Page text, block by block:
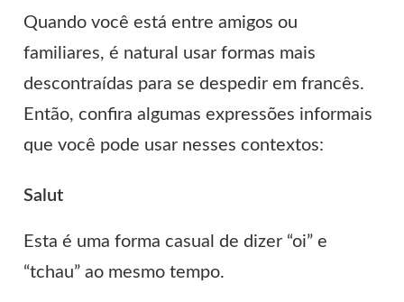
Quando você está entre amigos ou
familiares, é natural usar formas mais
descontraídas para se despedir em francês.
Então, confira algumas expressões informais
que você pode usar nesses contextos:
Salut
Esta é uma forma casual de dizer “oi” e
“tchau” ao mesmo tempo.